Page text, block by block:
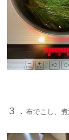
３．布でこし、